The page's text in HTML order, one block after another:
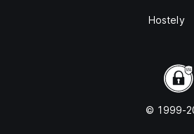
Hostely
© 1999-